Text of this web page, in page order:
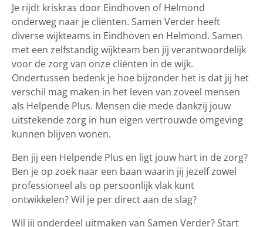
Je rijdt kriskras door Eindhoven of Helmond
onderweg naar je cliënten. Samen Verder heeft
diverse wijkteams in Eindhoven en Helmond. Samen
met een zelfstandig wijkteam ben jij verantwoordelijk
voor de zorg van onze cliënten in de wijk.
Ondertussen bedenk je hoe bijzonder het is dat jij het
verschil mag maken in het leven van zoveel mensen
als Helpende Plus. Mensen die mede dankzij jouw
uitstekende zorg in hun eigen vertrouwde omgeving
kunnen blijven wonen.
Ben jij een Helpende Plus en ligt jouw hart in de zorg?
Ben je op zoek naar een baan waarin jij jezelf zowel
professioneel als op persoonlijk vlak kunt
ontwikkelen? Wil je per direct aan de slag?
Wil jij onderdeel uitmaken van Samen Verder? Start